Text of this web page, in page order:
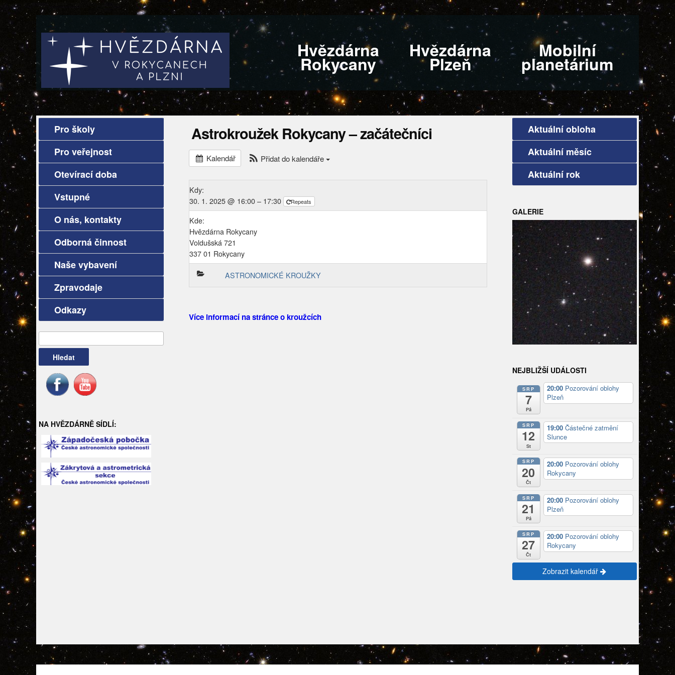
Hvězdárna
Rokycany
Hvězdárna
Plzeň
Mobilní
planetárium
Pro školy
Pro veřejnost
Otevírací doba
Vstupné
O nás, kontakty
Odborná činnost
Naše vybavení
Zpravodaje
Odkazy
NA HVĚZDÁRNĚ SÍDLÍ:
Astrokroužek Rokycany – začátečníci
Kalendář Přidat do kalendáře
Kdy:
30. 1. 2025 @ 16:00 – 17:30
Repeats
Kde:
Hvězdárna Rokycany
Voldušská 721
337 01 Rokycany
ASTRONOMICKÉ KROUŽKY
Více informací na stránce o kroužcích
Aktuální obloha
Aktuální měsíc
Aktuální rok
GALERIE
NEJBLIŽŠÍ UDÁLOSTI
SRP
7
Pá
20:00 Pozorování oblohy
Plzeň
SRP
12
St
19:00 Částečné zatmění
Slunce
SRP
20
Čt
20:00 Pozorování oblohy
Rokycany
SRP
21
Pá
20:00 Pozorování oblohy
Plzeň
SRP
27
Čt
20:00 Pozorování oblohy
Rokycany
Zobrazit kalendář